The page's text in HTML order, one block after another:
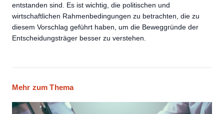
entstanden sind. Es ist wichtig, die politischen und
wirtschaftlichen Rahmenbedingungen zu betrachten, die zu
diesem Vorschlag geführt haben, um die Beweggründe der
Entscheidungsträger besser zu verstehen.
Mehr zum Thema